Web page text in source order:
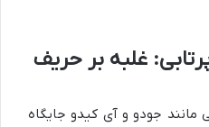
غلبه بر حریف
مانند جودو و آی کیدو جایگاه